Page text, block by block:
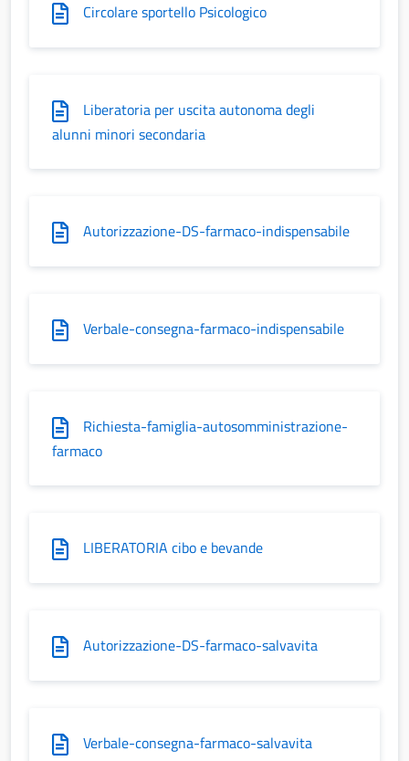
Circolare sportello Psicologico
Liberatoria per uscita autonoma degli
alunni minori secondaria
Autorizzazione-DS-farmaco-indispensabile
Verbale-consegna-farmaco-indispensabile
Richiesta-famiglia-autosomministrazione-
farmaco
LIBERATORIA cibo e bevande
Autorizzazione-DS-farmaco-salvavita
Verbale-consegna-farmaco-salvavita